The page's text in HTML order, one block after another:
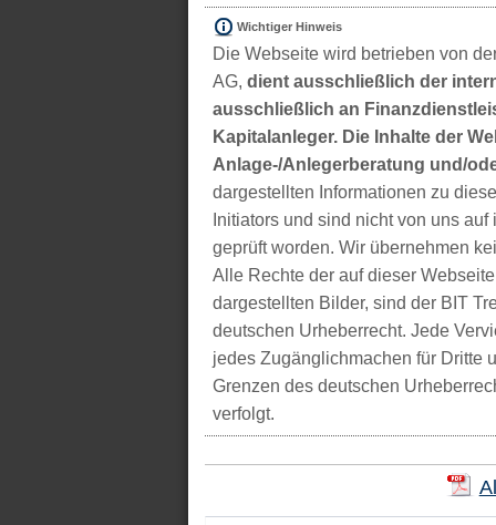
Wichtiger Hinweis
Die Webseite wird betrieben von
AG, dient ausschließlich der
ausschließlich an
Kapitalanleger. Die Inhalte der
Anlage-/Anlegerberatung und/
dargestellten Informationen zu
Initiators und sind nicht von uns
geprüft worden. Wir übernehmen
Alle Rechte der auf dieser
dargestellten Bilder, sind der BIT
deutschen Urheberrecht. Jede
jedes Zugänglichmachen für Dritte
Grenzen des deutschen
verfolgt.